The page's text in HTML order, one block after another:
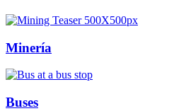
Minería
Buses